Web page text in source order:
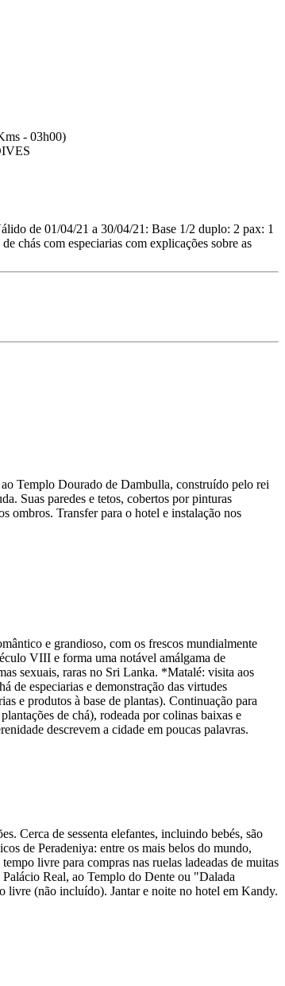
de 01/04/21 a 30/04/21: Base 1/2 duplo: 2 pax: 1
chás com especiarias com explicações sobre as
Templo Dourado de Dambulla, construído pelo rei
Suas paredes e tetos, cobertos por pinturas
ombros. Transfer para o hotel e instalação nos
e grandioso, com os frescos mundialmente
VIII e forma uma notável amálgama de
sexuais, raras no Sri Lanka. *Matalé: visita aos
de especiarias e demonstração das virtudes
e produtos à base de plantas). Continuação para
de chá), rodeada por colinas baixas e
descrevem a cidade em poucas palavras.
Cerca de sessenta elefantes, incluindo bebés, são
de Peradeniya: entre os mais belos do mundo,
livre para compras nas ruelas ladeadas de muitas
Real, ao Templo do Dente ou "Dalada
livre (não incluído). Jantar e noite no hotel em Kandy.